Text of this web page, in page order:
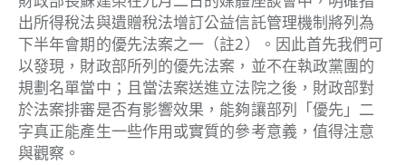
出所得稅法與遺贈稅法增訂公益信託管理機制將列為
下半年會期的優先法案之一 （註2）
。因此首先我們可
以發現，財政部所列的優先法案，並不在執政黨團的
規劃名單當中；且當法案送進立法院之後，財政部對
於法案排審是否有影響效果，能夠讓部列「優先」二
字真正能產生一些作用或實質的參考意義，值得注意
與觀察。